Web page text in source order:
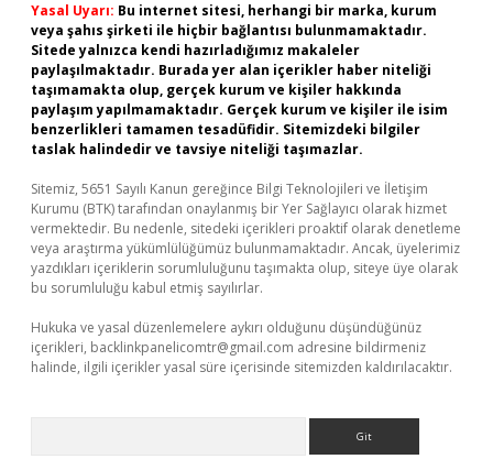
Yasal Uyarı: Bu internet sitesi, herhangi bir marka, kurum
veya şahıs şirketi ile hiçbir bağlantısı bulunmamaktadır.
Sitede yalnızca kendi hazırladığımız makaleler
paylaşılmaktadır. Burada yer alan içerikler haber niteliği
taşımamakta olup, gerçek kurum ve kişiler hakkında
paylaşım yapılmamaktadır. Gerçek kurum ve kişiler ile isim
benzerlikleri tamamen tesadüfidir. Sitemizdeki bilgiler
taslak halindedir ve tavsiye niteliği taşımazlar.
Sitemiz, 5651 Sayılı Kanun gereğince Bilgi Teknolojileri ve İletişim
Kurumu (BTK) tarafından onaylanmış bir Yer Sağlayıcı olarak hizmet
vermektedir. Bu nedenle, sitedeki içerikleri proaktif olarak denetleme
veya araştırma yükümlülüğümüz bulunmamaktadır. Ancak, üyelerimiz
yazdıkları içeriklerin sorumluluğunu taşımakta olup, siteye üye olarak
bu sorumluluğu kabul etmiş sayılırlar.
Hukuka ve yasal düzenlemelere aykırı olduğunu düşündüğünüz
içerikleri, backlinkpanelicomtr@gmail.com adresine bildirmeniz
halinde, ilgili içerikler yasal süre içerisinde sitemizden kaldırılacaktır.